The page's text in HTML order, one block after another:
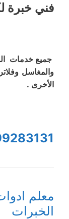
فني خبرة
جميع خدمات
والمغاسل
الأخرى .
معلم
الخبرات